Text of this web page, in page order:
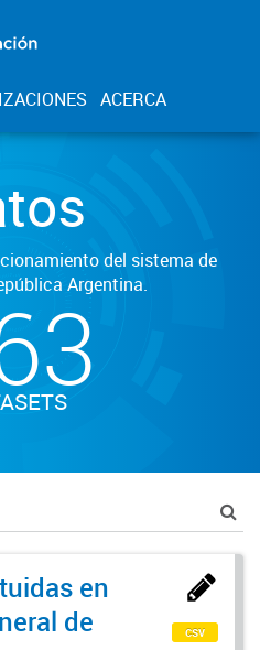
ACERCA
del sistema de
Argentina.
en
de
csv